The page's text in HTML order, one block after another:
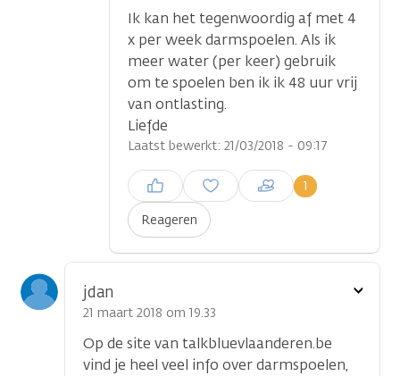
Ik kan het tegenwoordig af met 4
x per week darmspoelen. Als ik
meer water (per keer) gebruik
om te spoelen ben ik ik 48 uur vrij
van ontlasting.
Liefde
Laatst bewerkt: 21/03/2018 - 09:17
Reageren
1
Inloggen om een reactie te
plaatsen
jdan
21 maart 2018 om 19.33
Op de site van talkbluevlaanderen.be
vind je heel veel info over darmspoelen,
Toon